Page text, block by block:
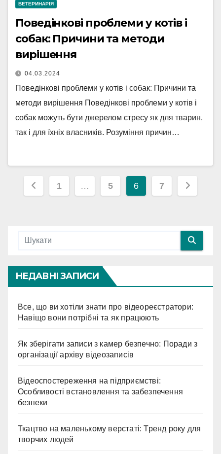
ВЕТЕРИНАРІЯ
Поведінкові проблеми у котів і
собак: Причини та методи
вирішення
04.03.2024
Поведінкові проблеми у котів і собак: Причини та
методи вирішення Поведінкові проблеми у котів і
собак можуть бути джерелом стресу як для тварин,
так і для їхніх власників. Розуміння причин…
Навігація
1 … 5 6 7
НЕДАВНІ ЗАПИСИ
Все, що ви хотіли знати про відеореєстратори:
Навіщо вони потрібні та як працюють
Як зберігати записи з камер безпечно: Поради з
організації архіву відеозаписів
Відеоспостереження на підприємстві:
Особливості встановлення та забезпечення
безпеки
Ткацтво на маленькому верстаті: Тренд року для
творчих людей